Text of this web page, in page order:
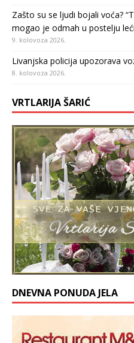
Zašto su se ljudi bojali voća?
mogao je odmah u postelju
9. kolovoza 2026.
Livanjska policija upozorava
8. kolovoza 2026.
VRTLARIJA ŠARIĆ
DNEVNA PONUDA JELA